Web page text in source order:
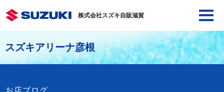
株式会社スズキ自販滋賀
スズキアリーナ彦根
お店ブログ